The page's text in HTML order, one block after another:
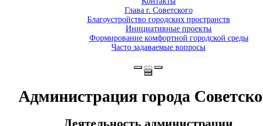
Глава г. Советского
Благоустройство городских пространств
Инициативные проекты
Формирование комфортной городской среды
Часто задаваемые вопросы
Администрация города